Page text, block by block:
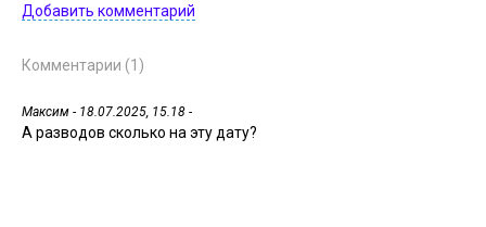
Добавить комментарий
Комментарии (1)
Максим - 18.07.2025, 15.18 -
А разводов сколько на эту дату?